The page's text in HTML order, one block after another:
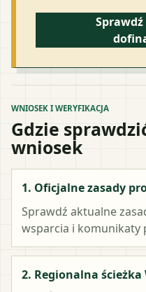
WNIOSEK I WERYFIKACJA
Gdzie
wniosek
1. Oficjalne zasady
Sprawdź aktualne
wsparcia i komunikaty
2. Regionalna ścieżka